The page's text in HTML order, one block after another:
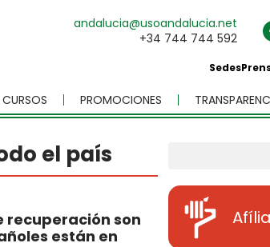
andalucia@usoandalucia.net
+34 744 744 592
Sedes
CURSOS PROMOCIONES
el país
recuperación son
están en